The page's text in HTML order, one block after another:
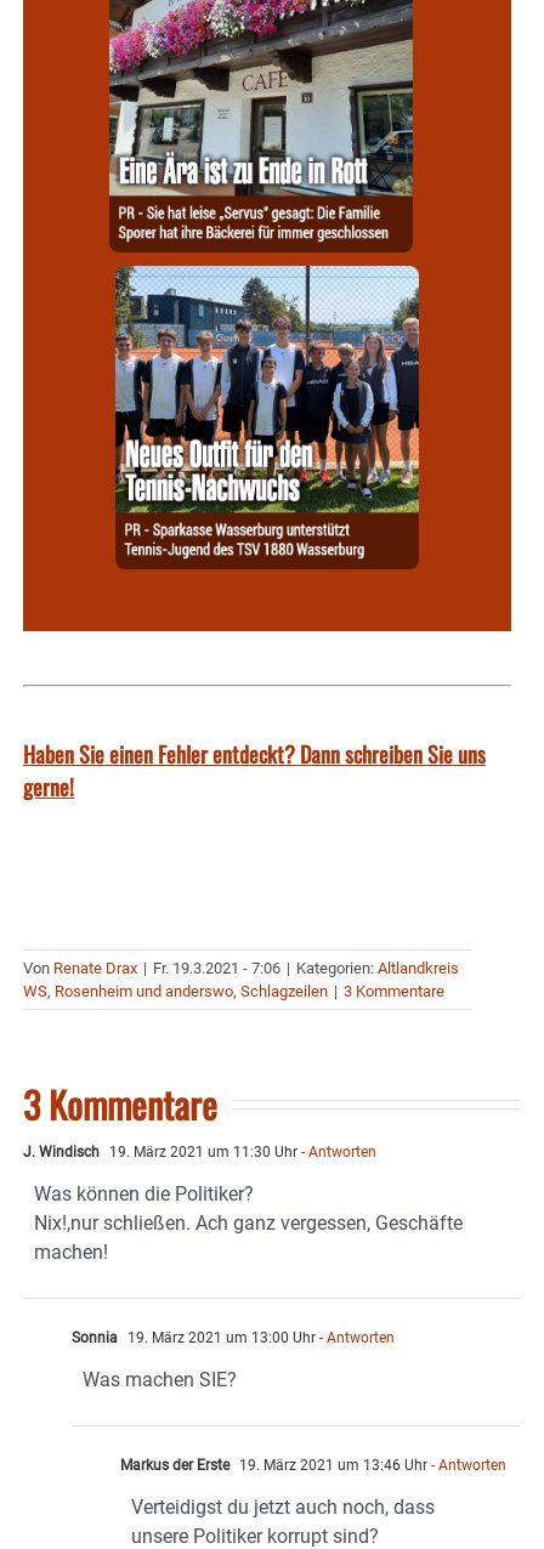
Haben Sie einen Fehler entdeckt? Dann schreiben Sie uns
gerne!
Von Renate Drax | Fr. 19.3.2021 - 7:06 | Kategorien: Altlandkreis
WS, Rosenheim und anderswo, Schlagzeilen | 3 Kommentare
3 Kommentare
J. Windisch 19. März 2021 um 11:30 Uhr - Antworten
Was können die Politiker?
Nix!,nur schließen. Ach ganz vergessen, Geschäfte
machen!
Sonnia 19. März 2021 um 13:00 Uhr - Antworten
Was machen SIE?
Markus der Erste 19. März 2021 um 13:46 Uhr - Antworten
Verteidigst du jetzt auch noch, dass
unsere Politiker korrupt sind?